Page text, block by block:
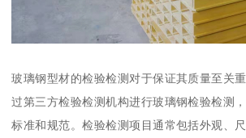
玻璃钢型材的检验检测对于保证其质量至关
过第三方检验检测机构进行玻璃钢检验检测
标准和规范。检验检测项目通常包括外观、